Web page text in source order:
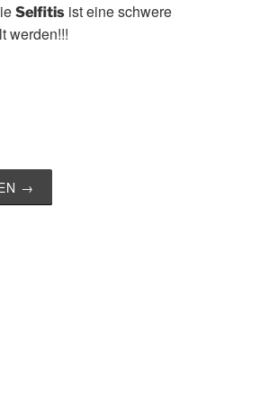
Selfitis ist eine schwere
werden!!!
→